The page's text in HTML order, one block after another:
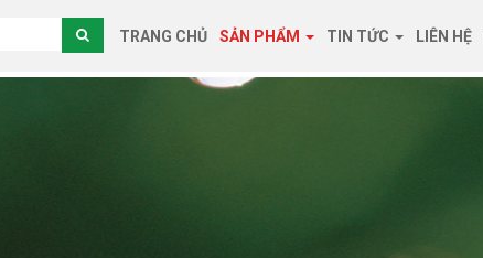
TRANG CHỦ SẢN PHẨM TIN TỨC LIÊN HỆ